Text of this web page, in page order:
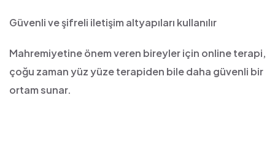
Güvenli ve şifreli iletişim altyapıları kullanılır
Mahremiyetine önem veren bireyler için online terapi,
çoğu zaman yüz yüze terapiden bile daha güvenli bir
ortam sunar.